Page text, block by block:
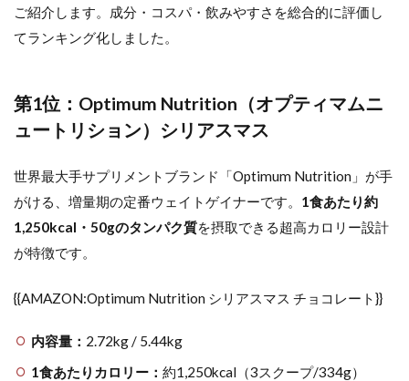
ご紹介します。成分・コスパ・飲みやすさを総合的に評価し
てランキング化しました。
第1位：Optimum Nutrition（オプティマムニ
ュートリション）シリアスマス
世界最大手サプリメントブランド「Optimum Nutrition」が手
がける、増量期の定番ウェイトゲイナーです。 1食あたり約
1,250kcal・50gのタンパク質を摂取できる超高カロリー設計
が特徴です。
{{AMAZON:Optimum Nutrition シリアスマス チョコレート}}
内容量： 2.72kg / 5.44kg
1食あたりカロリー： 約1,250kcal（3スクープ/334g）